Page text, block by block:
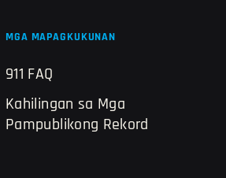
MGA MAPAGKUKUNAN
911 FAQ
Kahilingan sa Mga
Pampublikong Rekord